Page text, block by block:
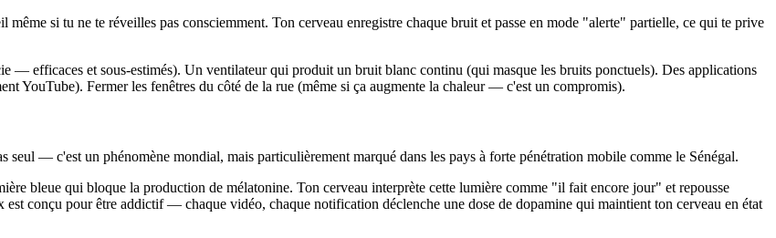
si tu ne te réveilles pas consciemment. Ton cerveau enregistre chaque bruit et passe en mode "alerte" partielle, ce qui te prive
— efficaces et sous-estimés). Un ventilateur qui produit un bruit blanc continu (qui masque les bruits ponctuels). Des applications
YouTube). Fermer les fenêtres du côté de la rue (même si ça augmente la chaleur — c'est un compromis).
— c'est un phénomène mondial, mais particulièrement marqué dans les pays à forte pénétration mobile comme le Sénégal.
bleue qui bloque la production de mélatonine. Ton cerveau interprète cette lumière comme "il fait encore jour" et repousse
conçu pour être addictif — chaque vidéo, chaque notification déclenche une dose de dopamine qui maintient ton cerveau en état